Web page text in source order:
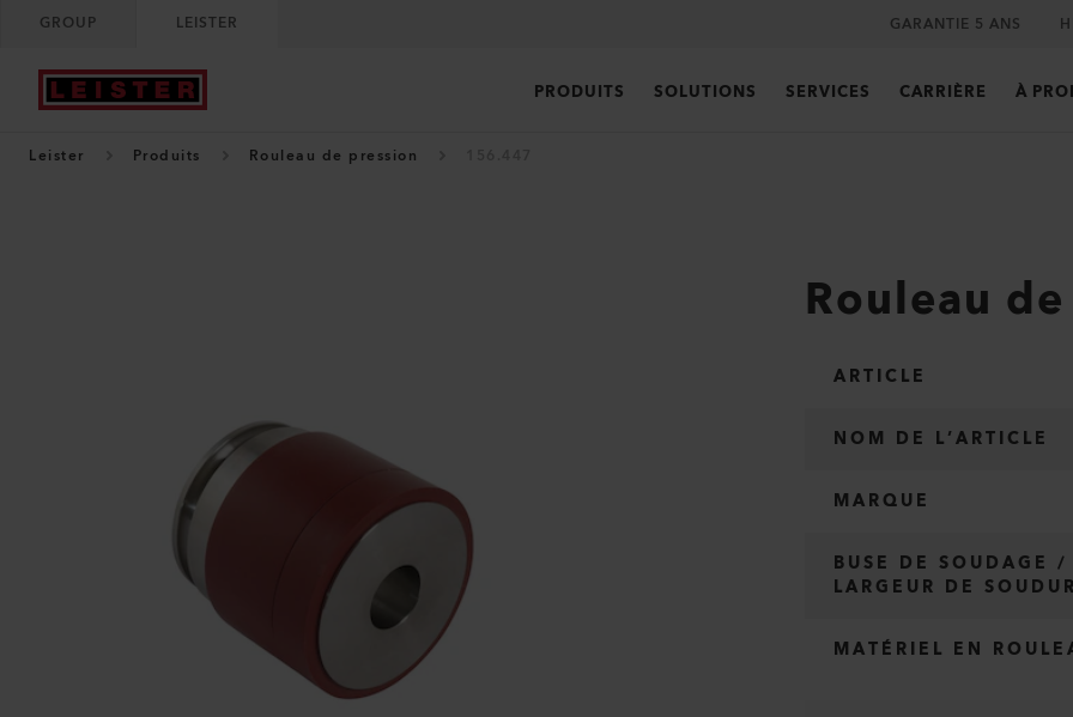
GROUP LEISTER GARANTIE 5 ANS
PRODUITS SOLUTIONS SERVICES CARRIÈRE À
Leister Produits Rouleau de pression
Rouleau
ARTICLE
NOM DE L’ARTICLE
MARQUE
BUSE DE SOUDAGE /
LARGEUR DE
MATÉRIEL EN